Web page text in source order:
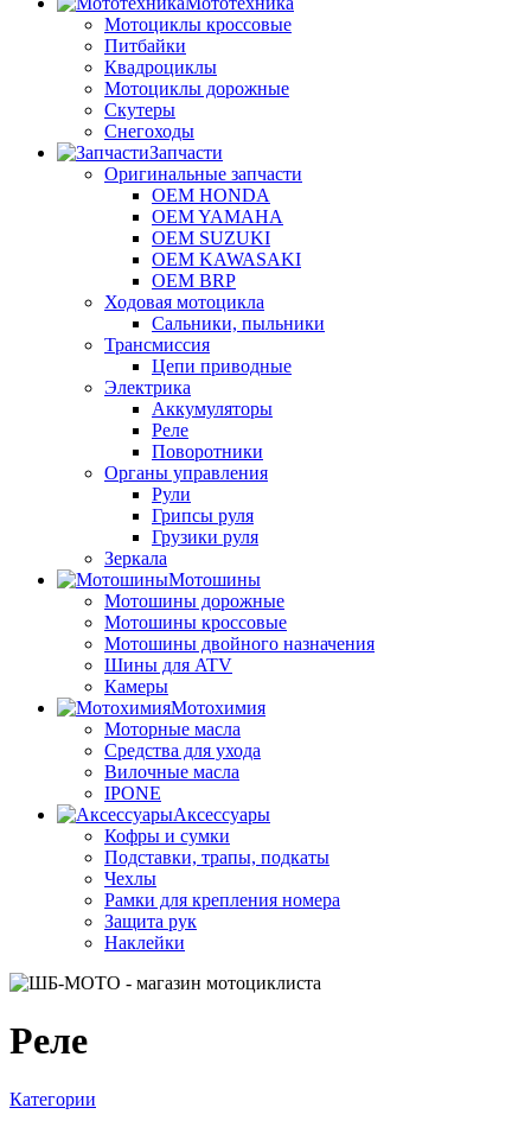
Мотоциклы кроссовые
Питбайки
Квадроциклы
Мотоциклы дорожные
Скутеры
Снегоходы
Запчасти
Оригинальные запчасти
OEM HONDA
OEM YAMAHA
OEM SUZUKI
OEM KAWASAKI
OEM BRP
Ходовая мотоцикла
Сальники, пыльники
Трансмиссия
Цепи приводные
Электрика
Аккумуляторы
Реле
Поворотники
Органы управления
Рули
Грипсы руля
Грузики руля
Зеркала
Мотошины
Мотошины дорожные
Мотошины кроссовые
Мотошины двойного назначения
Шины для ATV
Камеры
Мотохимия
Моторные масла
Средства для ухода
Вилочные масла
IPONE
Аксессуары
Кофры и сумки
Подставки, трапы, подкаты
Чехлы
Рамки для крепления номера
Защита рук
Наклейки
Реле
Категории